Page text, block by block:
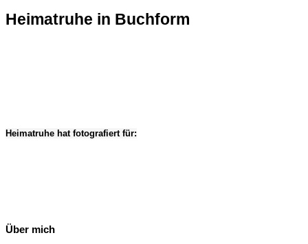
Heimatruhe in Buchform
Heimatruhe hat fotografiert für:
Über mich